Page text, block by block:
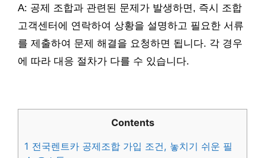
A: 공제 조합과 관련된 문제가 발생하면, 즉시 조합
고객센터에 연락하여 상황을 설명하고 필요한 서류
를 제출하여 문제 해결을 요청하면 됩니다. 각 경우
에 따라 대응 절차가 다를 수 있습니다.
Contents
1 전국렌트카 공제조합 가입 조건, 놓치기 쉬운 필